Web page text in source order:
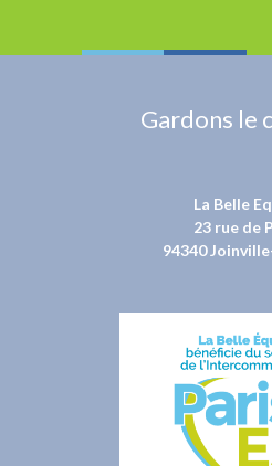
Gardons le
La Belle
23 rue de
94340